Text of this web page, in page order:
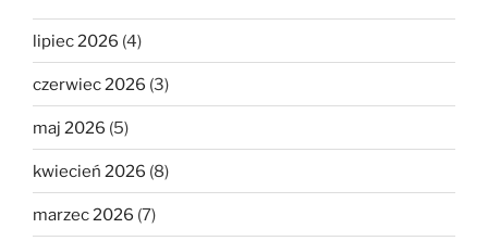
lipiec 2026 (4)
czerwiec 2026 (3)
maj 2026 (5)
kwiecień 2026 (8)
marzec 2026 (7)